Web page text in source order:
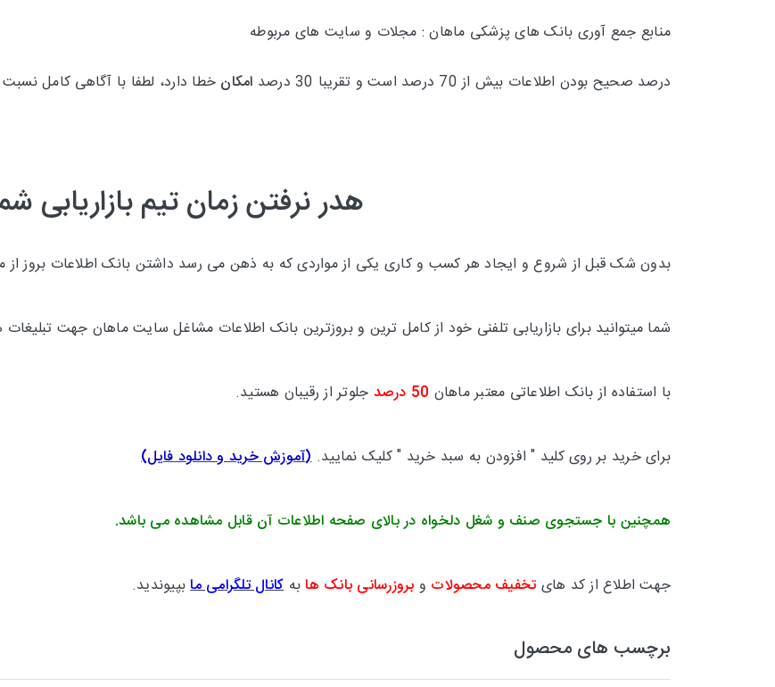
منابع جمع آوری بانک های پزشکی ماهان : مجلات و سایت های مربوطه
درصد صحیح بودن اطلاعات بیش از 70 درصد است و تقریبا 30 درصد امکان خطا دارد، لطفا با آگاهی کامل نسبت
هدر نرفتن زمان تیم بازاریابی
بدون شک قبل از شروع و ایجاد هر کسب و کاری یکی از مواردی که به ذهن می رسد داشتن بانک اطلاعات بروز از
شما میتوانید برای بازاریابی تلفنی خود از کامل ترین و بروزترین بانک اطلاعات مشاغل سایت ماهان جهت
با استفاده از بانک اطلاعاتی معتبر ماهان 50 درصد جلوتر از رقیبان هستید.
برای خرید بر روی کلید " افزودن به سبد خرید " کلیک نمایید.(آموزش خرید و دانلود فایل)
همچنین با جستجوی صنف و شغل دلخواه در بالای صفحه اطلاعات آن قابل مشاهده می باشد.
جهت اطلاع از کد های تخفیف محصولات و بروزرسانی بانک ها بهکانال تلگرامی مابپیوندید.
برچسب های محصول